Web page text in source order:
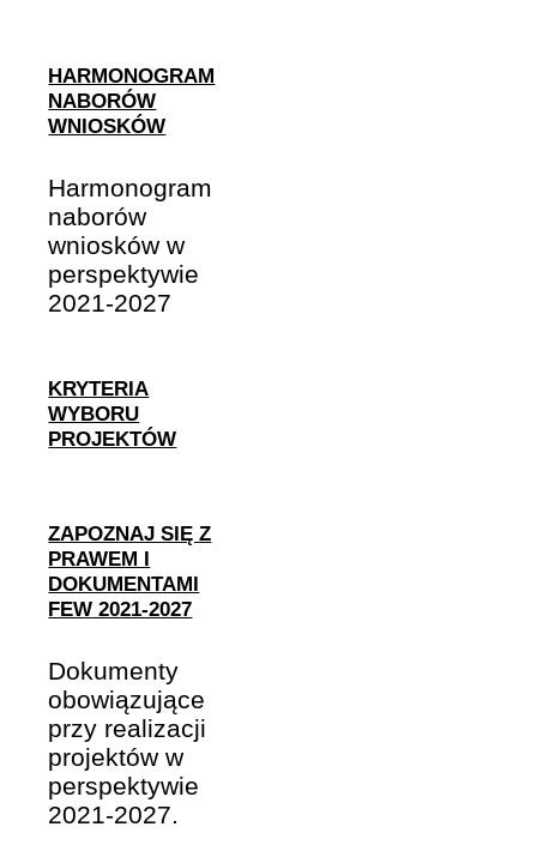
HARMONOGRAM
NABORÓW
WNIOSKÓW
Harmonogram
naborów
wniosków w
perspektywie
2021-2027
KRYTERIA
WYBORU
PROJEKTÓW
ZAPOZNAJ SIĘ Z
PRAWEM I
DOKUMENTAMI
FEW 2021-2027
Dokumenty
obowiązujące
przy realizacji
projektów w
perspektywie
2021-2027.